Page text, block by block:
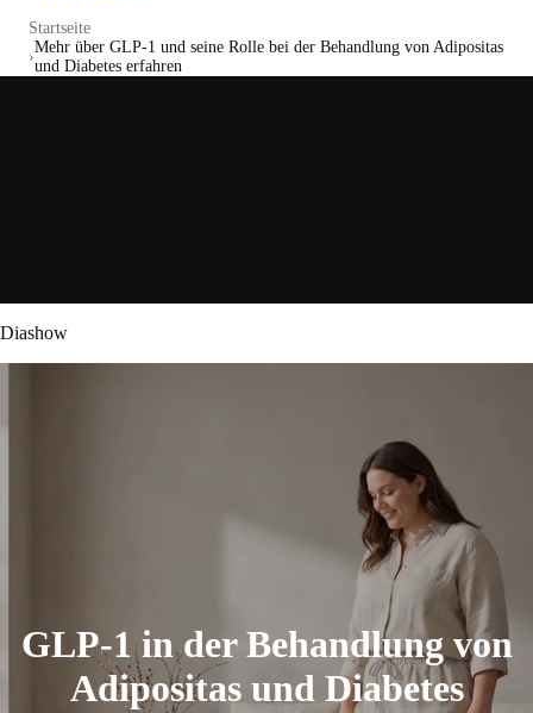
Startseite
Mehr über GLP-1 und seine Rolle bei der Behandlung von Adipositas
und Diabetes erfahren
Diashow
GLP-1 in der Behandlung von
Adipositas und Diabetes